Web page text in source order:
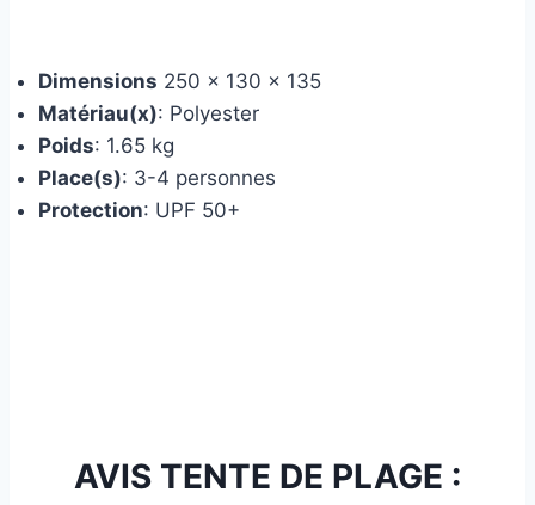
Dimensions 250 x 130 x 135
Matériau(x): Polyester
Poids: 1.65 kg
Place(s): 3-4 personnes
Protection: UPF 50+
AVIS TENTE DE PLAGE :